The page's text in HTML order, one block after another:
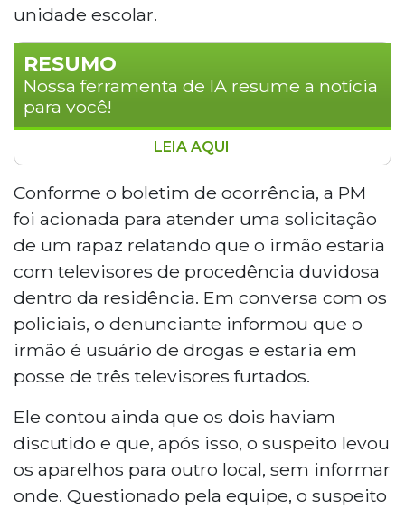
unidade escolar.
RESUMO
Nossa ferramenta de IA resume a notícia
para você!
Um homem foi preso após furtar
televisores de um Centro de Educação
Infantil (Ceinf) na Vila Margarida, em
Campo Grande. O caso foi descoberto
após denúncia do próprio irmão do
suspeito à Polícia Militar, na noite de
quarta-feira (4). O suspeito, identificado
como Kelvin Junior Rosa, havia invadido o
Ceinf Paulo Siuffi quebrando uma vidraça.
A polícia encontrou um televisor sobre o
muro da unidade e outros quatro
aparelhos escondidos embaixo da cama
do acusado. O homem foi encaminhado à
Delegacia de Pronto Atendimento
Comunitário.
LEIA AQUI
Conforme o boletim de ocorrência, a PM
foi acionada para atender uma solicitação
de um rapaz relatando que o irmão estaria
com televisores de procedência duvidosa
dentro da residência. Em conversa com os
policiais, o denunciante informou que o
irmão é usuário de drogas e estaria em
posse de três televisores furtados.
Ele contou ainda que os dois haviam
discutido e que, após isso, o suspeito levou
os aparelhos para outro local, sem informar
onde. Questionado pela equipe, o suspeito